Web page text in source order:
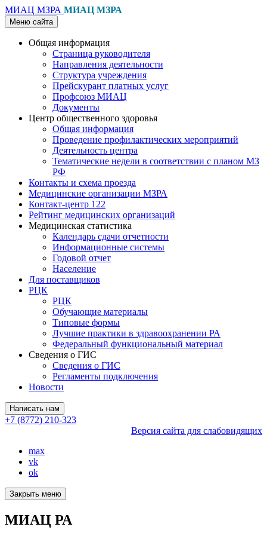
МИАЦ МЗРА МИАЦ МЗРА
Меню сайта
Общая информация
Страница руководителя
Направления деятельности
Структура учреждения
Прейскурант платных услуг
Профсоюз МИАЦ
Документы
Центр общественного здоровья
Общая информация
Проведение профилактических мероприятий
Деятельность центра
Тематические недели в соответствии с планом МЗ
РФ
Контакты и схема проезда
Медицинские организации МЗРА
Контакт-центр 122
Рейтинг медицинских организаций
Медицинская статистика
Календарь сдачи отчетности
Информационные системы
Годовой отчет
Население
Для поставщиков
РЦК
РЦК
Обучающие материалы
Типовые формы
Лучшие практики в здравоохранении РА
Федеральный функциональный материал
Сведения о ГИС
Сведения о ГИС
Регламенты подключения
Новости
Написать нам
+7 (8772) 210-323
Версия сайта для слабовидящих
max
vk
ok
Закрыть меню
МИАЦ РА